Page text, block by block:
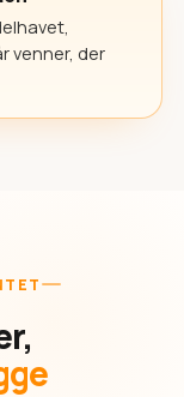
venner, der